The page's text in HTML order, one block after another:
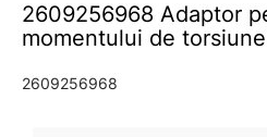
2609256968 Adaptor
momentului de torsiune
2609256968